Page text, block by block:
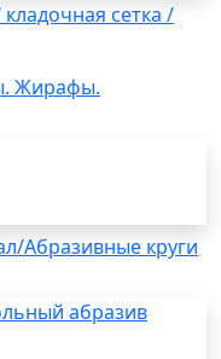
сетка /
Жирафы.
Абразивные круги
абразив